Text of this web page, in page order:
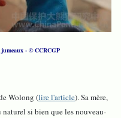
jumeaux - © CCRCGP
Wolong (lire l'article). Sa mère,
si bien que les nouveau-